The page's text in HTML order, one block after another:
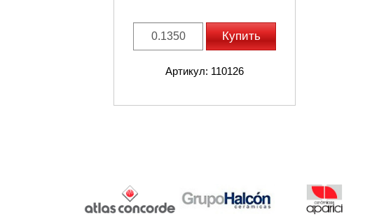
Купить
Артикул: 110126